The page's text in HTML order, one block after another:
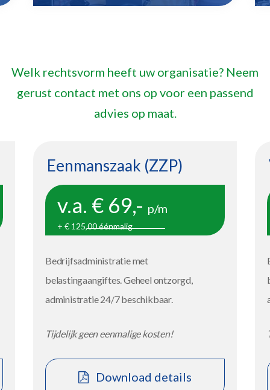
Welk rechtsvorm heeft uw organisatie? Neem
gerust contact met ons op voor een passend
advies op maat.
Eenmanszaak (ZZP)
v.a. € 69,- p/m
+ € 125,00 éénmalig
Bedrijfsadministratie met
belastingaangiftes. Geheel ontzorgd,
administratie 24/7 beschikbaar.
Tijdelijk geen eenmalige kosten!
Download details